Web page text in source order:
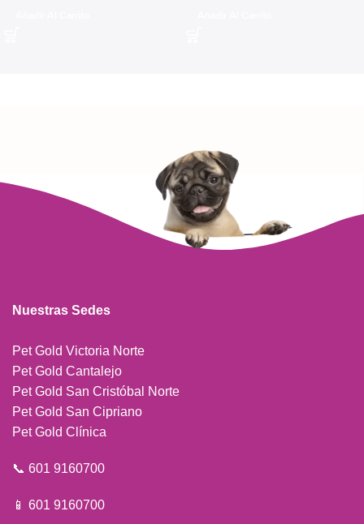
Nuestras Sedes
Pet Gold Victoria Norte
Pet Gold Cantalejo
Pet Gold San Cristóbal Norte
Pet Gold San Cipriano
Pet Gold Clínica
📞 601 9160700
📱 601 9160700